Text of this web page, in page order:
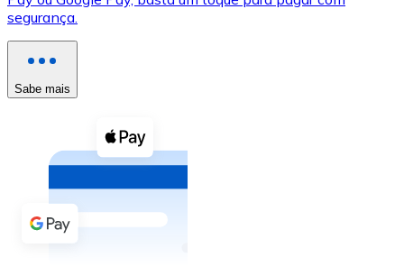
XRP
Ver tudo
Cupons cripto
Compre criptomoedas com dinheiro e outros
Comprar com dinheiro
Transferência SEPA
segurança.
Sabe mais